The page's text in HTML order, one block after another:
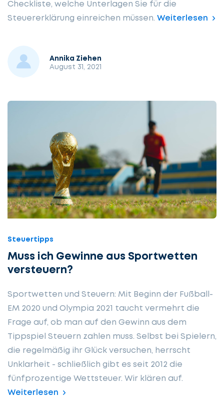
Checkliste, welche Unterlagen Sie für die
Steuererklärung einreichen müssen. Weiterlesen
Annika Ziehen
August 31, 2021
Steuertipps
Muss ich Gewinne aus Sportwetten
versteuern?
Sportwetten und Steuern: Mit Beginn der Fußball-
EM 2020 und Olympia 2021 taucht vermehrt die
Frage auf, ob man auf den Gewinn aus dem
Tippspiel Steuern zahlen muss. Selbst bei Spielern,
die regelmäßig ihr Glück versuchen, herrscht
Unklarheit - schließlich gibt es seit 2012 die
fünfprozentige Wettsteuer. Wir klären auf.
Weiterlesen